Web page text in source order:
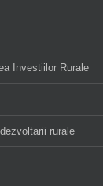
Investiilor Rurale
rurale